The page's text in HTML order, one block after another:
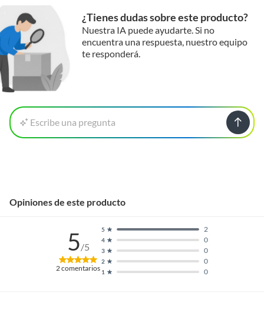
¿Tienes dudas sobre este producto?
Nuestra IA puede ayudarte. Si no
encuentra una respuesta, nuestro equipo
te responderá.
Escribe una pregunta
Opiniones de este producto
5/5
2comentarios 1 0
2 0
3 0
4 0
5 2